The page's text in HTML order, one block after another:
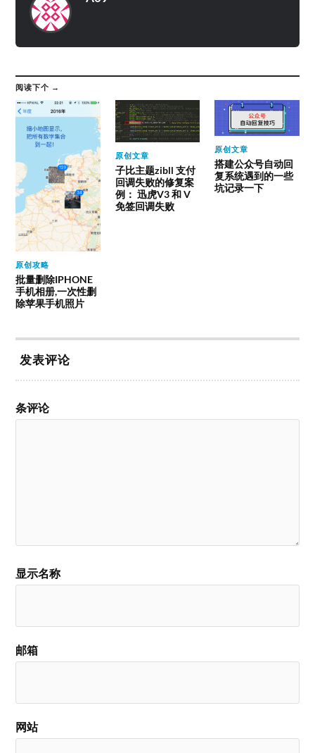
阅读下个 →
原创攻略
批量删除IPHONE
手机相册,一次性删
除苹果手机照片
原创文章
子比主题zibll 支付
回调失败的修复案
例： 迅虎V3 和 V
免签回调失败
原创文章
搭建公众号自动回
复系统遇到的一些
坑记录一下
发表评论
条评论
显示名称
邮箱
网站